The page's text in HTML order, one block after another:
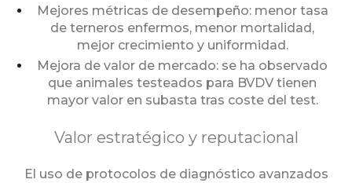
Mejores métricas de desempeño: menor tasa
de terneros enfermos, menor mortalidad,
mejor crecimiento y uniformidad.
Mejora de valor de mercado: se ha observado
que animales testeados para BVDV tienen
mayor valor en subasta tras coste del test.
Valor estratégico y reputacional
El uso de protocolos de diagnóstico avanzados